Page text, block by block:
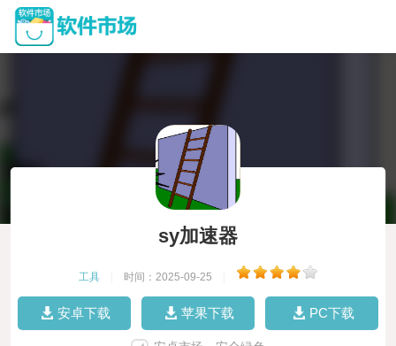
sy加速器
工具 时间：2025-09-25
安卓下载 苹果下载 PC下载